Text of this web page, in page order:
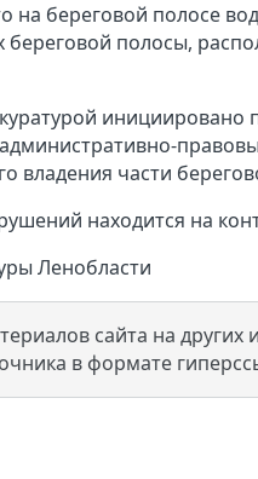
на береговой полосе
береговой полосы,
владения части
находится на
Ленобласти
сайта на других
в формате